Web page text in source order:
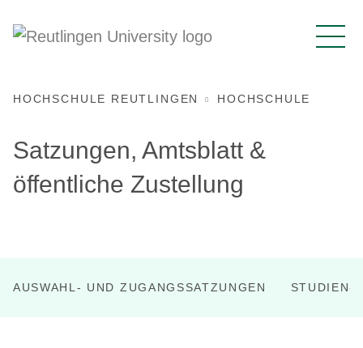
HOCHSCHULE REUTLINGEN HOCHSCHULE
Satzungen, Amtsblatt &
öffentliche Zustellung
AUSWAHL- UND ZUGANGSSATZUNGEN STUDIEN-